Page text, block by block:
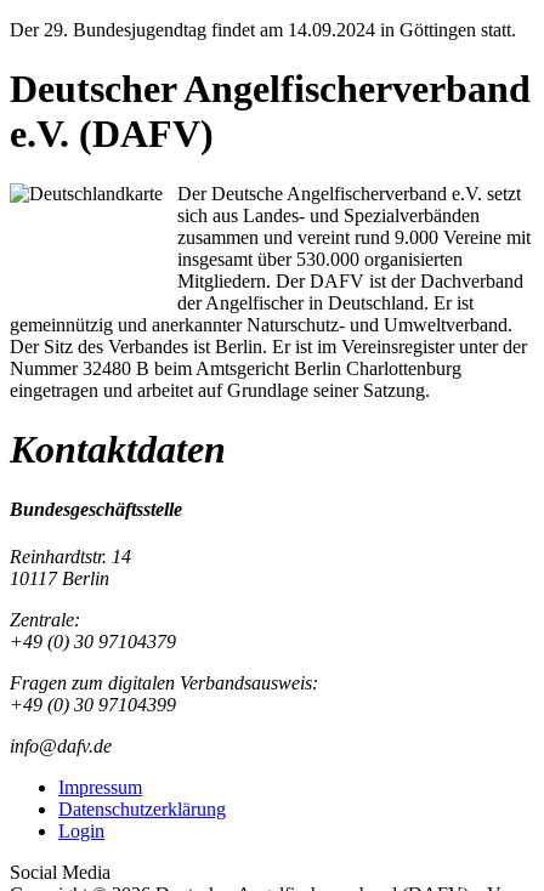
Der 29. Bundesjugendtag findet am 14.09.2024 in Göttingen statt.
Deutscher Angelfischerverband
e.V. (DAFV)
Der Deutsche Angelfischerverband e.V. setzt
sich aus Landes- und Spezialverbänden
zusammen und vereint rund 9.000 Vereine mit
insgesamt über 530.000 organisierten
Mitgliedern. Der DAFV ist der Dachverband
der Angelfischer in Deutschland. Er ist
gemeinnützig und anerkannter Naturschutz- und Umweltverband.
Der Sitz des Verbandes ist Berlin. Er ist im Vereinsregister unter der
Nummer 32480 B beim Amtsgericht Berlin Charlottenburg
eingetragen und arbeitet auf Grundlage seiner Satzung.
Kontaktdaten
Bundesgeschäftsstelle
Reinhardtstr. 14
10117 Berlin
Zentrale:
+49 (0) 30 97104379
Fragen zum digitalen Verbandsausweis:
+49 (0) 30 97104399
info@dafv.de
Impressum
Datenschutzerklärung
Login
Social Media